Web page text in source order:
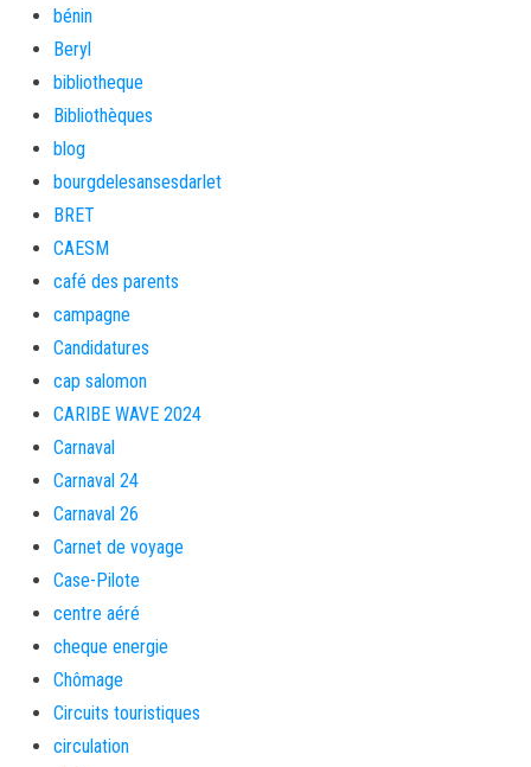
bénin
Beryl
bibliotheque
Bibliothèques
blog
bourgdelesansesdarlet
BRET
CAESM
café des parents
campagne
Candidatures
cap salomon
CARIBE WAVE 2024
Carnaval
Carnaval 24
Carnaval 26
Carnet de voyage
Case-Pilote
centre aéré
cheque energie
Chômage
Circuits touristiques
circulation